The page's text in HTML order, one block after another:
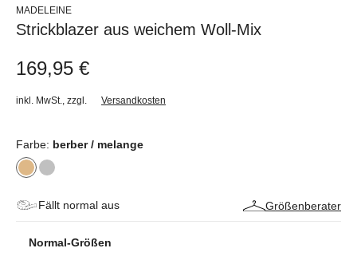
MADELEINE
Strickblazer aus weichem Woll-Mix
169,95 €
inkl. MwSt. zzgl. Versandkosten
Farbe: berber / melange
Fällt normal aus Größenberater
Normal-Größen